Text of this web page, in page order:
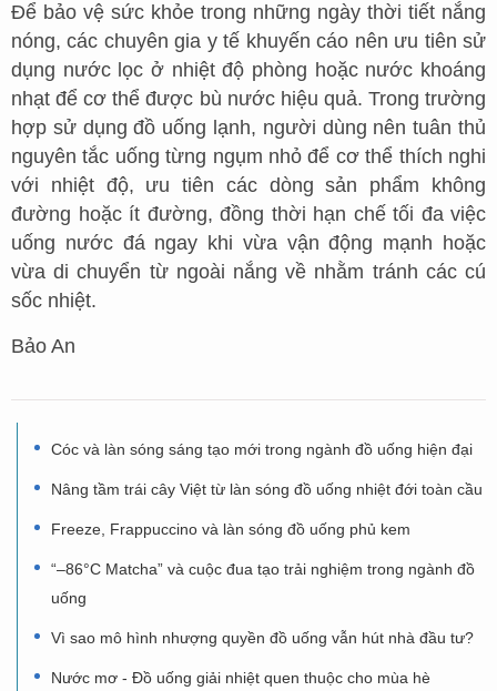
Để bảo vệ sức khỏe trong những ngày thời tiết nắng
nóng, các chuyên gia y tế khuyến cáo nên ưu tiên sử
dụng nước lọc ở nhiệt độ phòng hoặc nước khoáng
nhạt để cơ thể được bù nước hiệu quả. Trong trường
hợp sử dụng đồ uống lạnh, người dùng nên tuân thủ
nguyên tắc uống từng ngụm nhỏ để cơ thể thích nghi
với nhiệt độ, ưu tiên các dòng sản phẩm không
đường hoặc ít đường, đồng thời hạn chế tối đa việc
uống nước đá ngay khi vừa vận động mạnh hoặc
vừa di chuyển từ ngoài nắng về nhằm tránh các cú
sốc nhiệt.
Bảo An
Cóc và làn sóng sáng tạo mới trong ngành đồ uống hiện đại
Nâng tầm trái cây Việt từ làn sóng đồ uống nhiệt đới toàn cầu
Freeze, Frappuccino và làn sóng đồ uống phủ kem
“–86°C Matcha” và cuộc đua tạo trải nghiệm trong ngành đồ
uống
Vì sao mô hình nhượng quyền đồ uống vẫn hút nhà đầu tư?
Nước mơ - Đồ uống giải nhiệt quen thuộc cho mùa hè